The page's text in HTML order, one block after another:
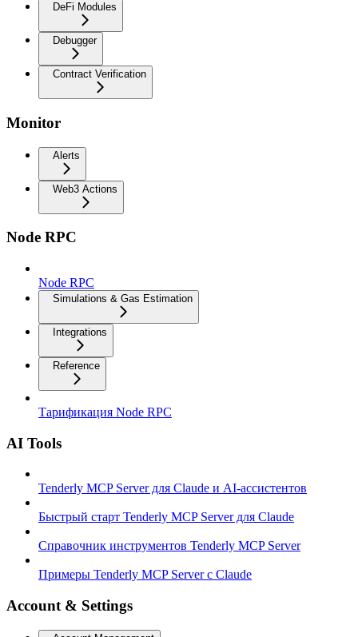
DeFi Modules
Debugger
Contract Verification
Monitor
Alerts
Web3 Actions
Node RPC
Node RPC
Simulations & Gas Estimation
Integrations
Reference
Тарификация Node RPC
AI Tools
Tenderly MCP Server для Claude и AI-ассистентов
Быстрый старт Tenderly MCP Server для Claude
Справочник инструментов Tenderly MCP Server
Примеры Tenderly MCP Server с Claude
Account & Settings